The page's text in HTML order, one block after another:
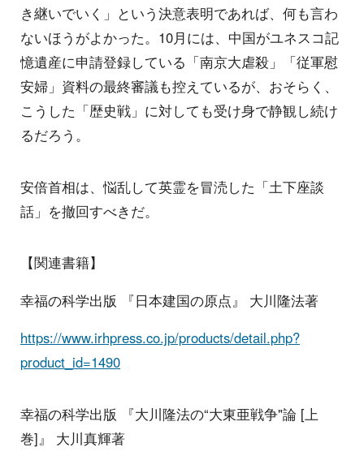
き継いでいく」という決意表明であれば、何も言わ
ないほうがよかった。10月には、中国がユネスコ記
憶遺産に申請登録している「南京大虐殺」「従軍慰
安婦」資料の最終審議も控えているが、おそらく、
こうした「歴史戦」に対しても受け身で静観し続け
るだろう。
安倍首相は、悩乱して英霊を冒涜した「土下座談
話」を撤回すべきだ。
【関連書籍】
幸福の科学出版 『日本建国の原点』 大川隆法著
https://www.irhpress.co.jp/products/detail.php?
product_id=1490
幸福の科学出版 『大川隆法の“大東亜戦争"論 [上
巻]』 大川真輝著